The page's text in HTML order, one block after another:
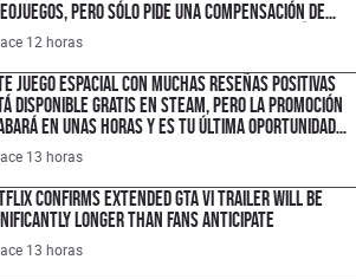
pero sólo pide una compensación de
USD porque quiere hacer un cambio histórico
la industria
12 horas
juego espacial con muchas reseñas positivas
disponible gratis en Steam, pero la promoción
en unas horas y es tu última oportunidad
ahorrar $300 pesos
13 horas
Confirms Extended GTA VI Trailer Will Be
Longer Than Fans Anticipate
13 horas